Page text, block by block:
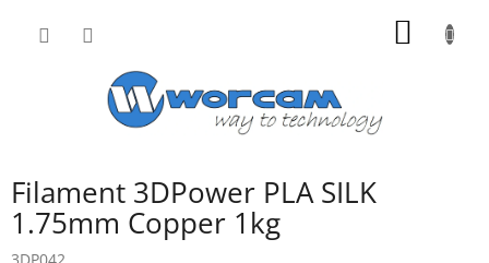
Filament 3DPower PLA SILK
1.75mm Copper 1kg